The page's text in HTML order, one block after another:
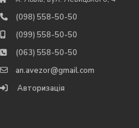
(098) 558-50-50
(099) 558-50-50
(063) 558-50-50
an.avezor@gmail.com
Авторизація